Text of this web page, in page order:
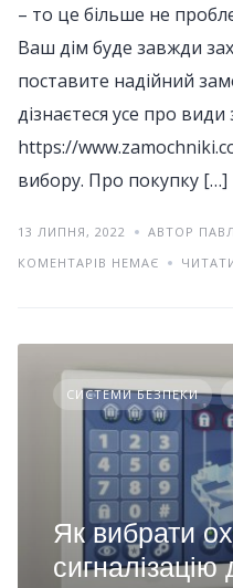
– то це більше не
Ваш дім буде завжди
поставите надійний
дізнаєтеся усе про види
https://
вибору. Про покупку […]
13 ЛИПНЯ, 2022
АВТОР
КОМЕНТАРІВ НЕМАЄ
СИСТЕМИ БЕЗПЕКИ
Як вибрати